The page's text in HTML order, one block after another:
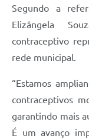
Segundo a
Elizângela
contraceptivo
rede municipal.
“Estamos
contraceptivos
garantindo mais
É um avanço